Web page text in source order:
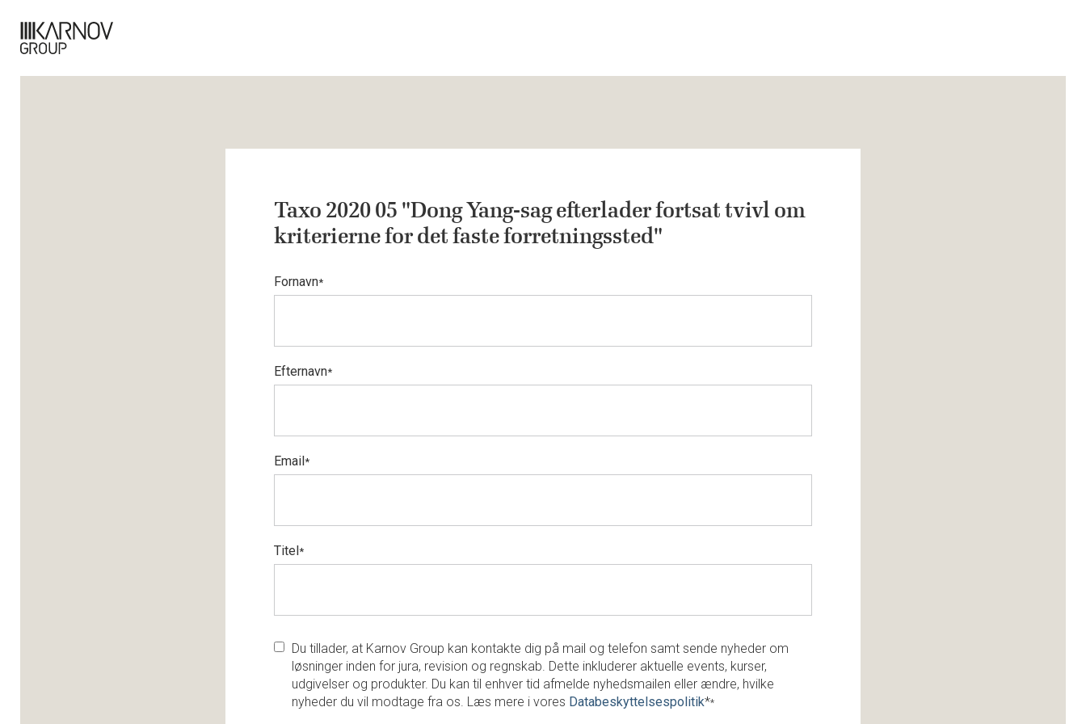
Taxo 2020 05 "Dong Yang-sag efterlader fortsat tvivl om
kriterierne for det faste forretningssted"
Fornavn*
Efternavn*
Email*
Titel*
Du tillader, at Karnov Group kan kontakte dig på mail og telefon samt sende nyheder om
løsninger inden for jura, revision og regnskab. Dette inkluderer aktuelle events, kurser,
udgivelser og produkter. Du kan til enhver tid afmelde nyhedsmailen eller ændre, hvilke
nyheder du vil modtage fra os. Læs mere i vores Databeskyttelsespolitik**